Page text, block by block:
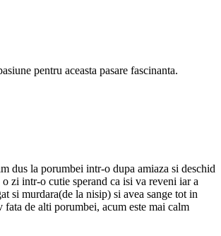
pentru aceasta pasare fascinanta.
dus la porumbei intr-o dupa amiaza si deschid
zi intr-o cutie sperand ca isi va reveni iar a
si murdara(de la nisip) si avea sange tot in
fata de alti porumbei, acum este mai calm